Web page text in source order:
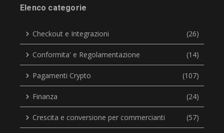
Elenco categorie
Checkout e Integrazioni (26)
Conformita' e Regolamentazione (14)
Pagamenti Crypto (107)
Finanza (24)
Crescita e conversione per commercianti (57)